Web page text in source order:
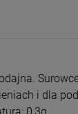
i dla